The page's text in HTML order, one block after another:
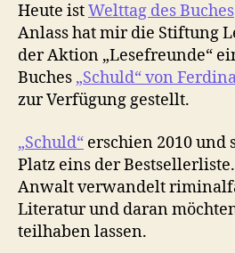
Heute istWelttag des Buches
Anlass hat mir die Stiftung
der Aktion „Lesefreunde“
Buches „Schuld“ von
zur Verfügung gestellt.
„Schuld“ erschien 2010 und
Platz eins der
Anwalt verwandelt
Literatur und daran
teilhaben lassen.